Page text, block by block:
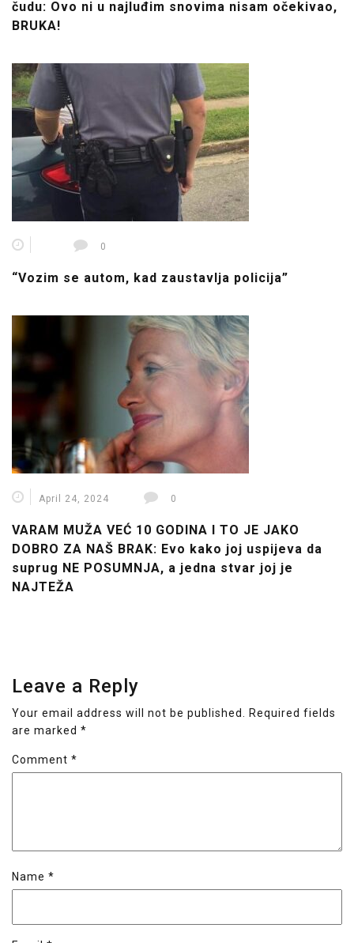
čudu: Ovo ni u najluđim snovima nisam očekivao,
BRUKA!
0
“Vozim se autom, kad zaustavlja policija”
April 24, 2024 0
VARAM MUŽA VEĆ 10 GODINA I TO JE JAKO
DOBRO ZA NAŠ BRAK: Evo kako joj uspijeva da
suprug NE POSUMNJA, a jedna stvar joj je
NAJTEŽA
Leave a Reply
Your email address will not be published.
Required fields
are marked *
Comment *
Name *